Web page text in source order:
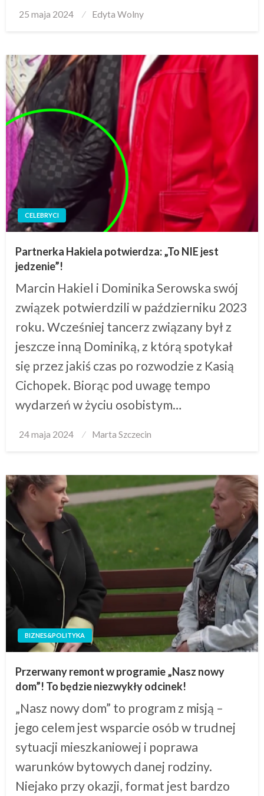
Posted
25 maja 2024 Edyta Wolny
CELEBRYCI
Partnerka Hakiela potwierdza: „To NIE jest
jedzenie”!
Marcin Hakiel i Dominika Serowska swój
związek potwierdzili w październiku 2023
roku. Wcześniej tancerz związany był z
jeszcze inną Dominiką, z którą spotykał
się przez jakiś czas po rozwodzie z Kasią
Cichopek. Biorąc pod uwagę tempo
wydarzeń w życiu osobistym…
Posted
24 maja 2024 Marta Szczecin
BIZNES&POLITYKA
Przerwany remont w programie „Nasz nowy
dom”! To będzie niezwykły odcinek!
„Nasz nowy dom” to program z misją –
jego celem jest wsparcie osób w trudnej
sytuacji mieszkaniowej i poprawa
warunków bytowych danej rodziny.
Niejako przy okazji, format jest bardzo